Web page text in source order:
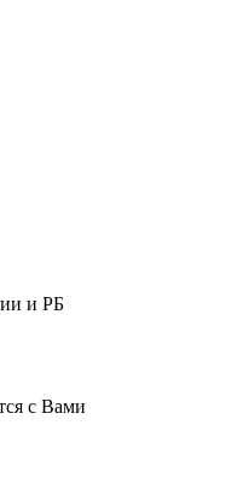
и РБ
с Вами